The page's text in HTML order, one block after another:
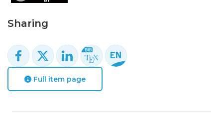
Sharing
Full item page